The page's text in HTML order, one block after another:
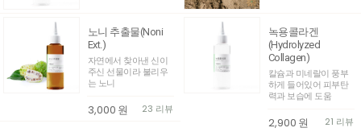
노니 추출물(Noni
Ext.)
자연에서 찾아낸 신이
주신 선물이라 불리우
는 노니
3,000 원 23 리뷰
녹용콜라겐
(Hydrolyzed
Collagen)
칼슘과 미네랄이 풍부
하게 들어있어 피부탄
력과 보습에 도움
2,900 원 21 리뷰